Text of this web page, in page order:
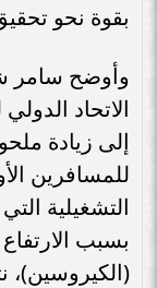
بقوة نحو تحقيق
وأوضح سامر
إلى زيادة
للمسافرين
التشغيلية
بسبب
(الكيروسين)،